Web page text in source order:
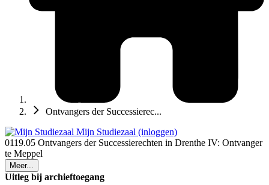
Ontvangers der Successierec...
Mijn Studiezaal (inloggen)
0119.05 Ontvangers der Successierechten in Drenthe IV: Ontvanger
te Meppel
Meer...
Uitleg bij archieftoegang